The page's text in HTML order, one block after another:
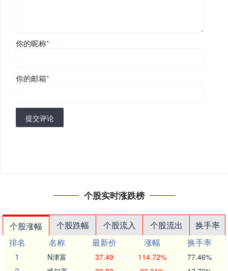
你的昵称*
你的邮箱*
提交评论
个股实时涨跌榜
个股涨幅 个股跌幅 个股流入 个股流出
换手率
排名
名称 最新价 涨幅
换手率
1
N津富 37.49 114.72% 77.46%